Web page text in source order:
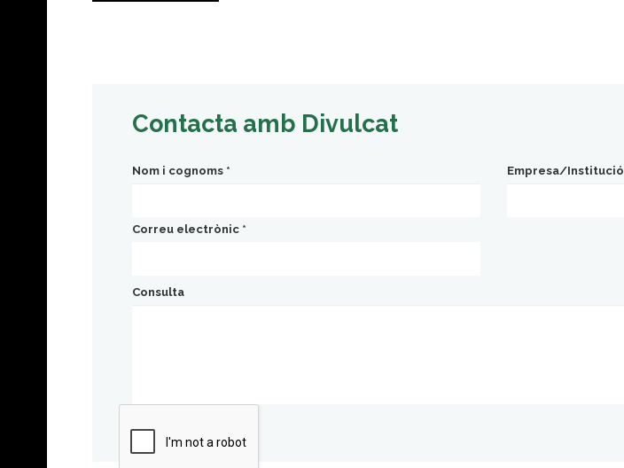
Contacta amb Divulcat
Nom i cognoms * Empresa/Institució
Correu electrònic *
Consulta